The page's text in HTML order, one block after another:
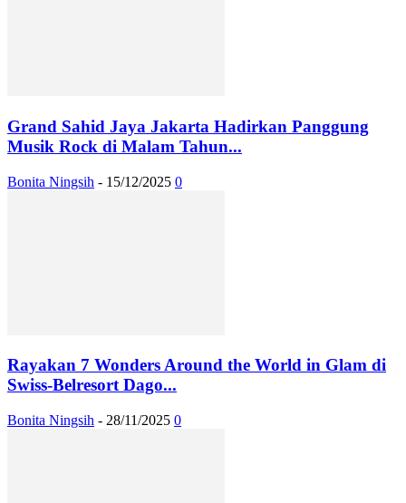
Grand Sahid Jaya Jakarta Hadirkan Panggung
Musik Rock di Malam Tahun...
Bonita Ningsih - 15/12/2025 0
Rayakan 7 Wonders Around the World in Glam di
Swiss-Belresort Dago...
Bonita Ningsih - 28/11/2025 0